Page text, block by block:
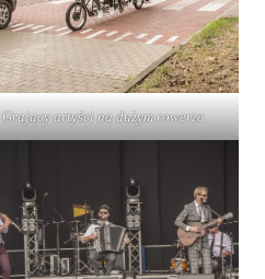
Grający artyści na dużym rowerze.